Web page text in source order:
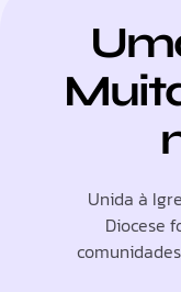
Unida à
Diocese